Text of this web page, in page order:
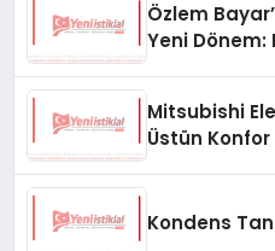
Özlem
Yeni Dönem:
Mitsubishi
Üstün
Kondens